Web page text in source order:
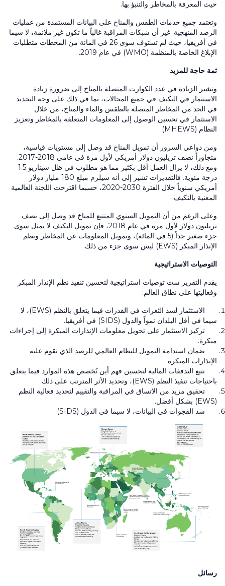
حيث المعرفة بالمخاطر والتنبؤ بها.
وتعتمد جميع خدمات الطقس والمناخ على البيانات المستمدة من عمليات
الرصد المنهجية. غير أن شبكات المراقبة غالباً ما تكون غير ملائمة، لا سيما
في أفريقيا، حيث لم تستوف سوى 26 في المائة من المحطات متطلبات
الإبلاغ الخاصة بالمنظمة (WMO) في عام 2019
.
ثمة حاجة للمزيد
وتشير الزيادة في عدد الكوارث المتصلة بالمناخ إلى ضرورة زيادة
الاستثمار في التكيف في جميع المجالات، بما في ذلك على وجه التحديد
في الحد من المخاطر المتصلة بالطقس والماء والمناخ، من خلال
الاستثمار في تحسين الوصول إلى المعلومات المتعلقة بالمخاطر وتعزيز
النظام (MHEWS)
.
ومن دواعي السرور أن تمويل المناخ قد وصل إلى مستويات قياسية،
متجاوزاً نصف تريليون دولار أمريكي لأول مرة في عامي 2018-2017
.
ومع ذلك، لا يزال العمل أقل بكثير مما هو مطلوب في ظل سيناريو 1.5
درجة مئوية. فالتقديرات تشير إلى أنه سيلزم مبلغ 180 مليار دولار
أمريكي سنوياً خلال الفترة 2030-2020
، حسبما اقترحت اللجنة العالمية
المعنية بالتكيف.
وعلى الرغم من أن التمويل السنوي المتتبع للمناخ قد وصل إلى نصف
تريليون دولار لأول مرة في عام 2018، فإن تمويل التكيف لا يمثل سوى
جزء صغير جداً (5 في المائة)، وتمويل المعلومات عن المخاطر ونظم
الإنذار المبكر (EWS)
ليس سوى جزء من ذلك.
التوصيات الاستراتيجية
يقدم التقرير ست توصيات استراتيجية لتحسين تنفيذ نظم الإنذار المبكر
وفعاليتها على نطاق العالم:
الاستثمار لسد الثغرات في القدرات فيما يتعلق بالنظم (EWS)
، لا
سيما في أقل البلدان نمواً والدول (SIDS)
في أفريقيا.
تركيز الاستثمار على تحويل معلومات الإنذارات المبكرة إلى إجراءات
مبكرة.
ضمان استدامة التمويل للنظام العالمي للرصد الذي تقوم عليه
الإنذارات المبكرة.
تتبع التدفقات المالية لتحسين فهم أين تُخصص هذه الموارد فيما يتعلق
باحتياجات تنفيذ النظم (EWS)
، وتحديد الأثر المترتب على ذلك.
تحقيق مزيد من الاتساق في المراقبة والتقييم لتحديد فعالية النظم
(EWS)
بشكل أفضل.
سد الفجوات في البيانات، لا سيما في الدول (SIDS)
.
رسائل